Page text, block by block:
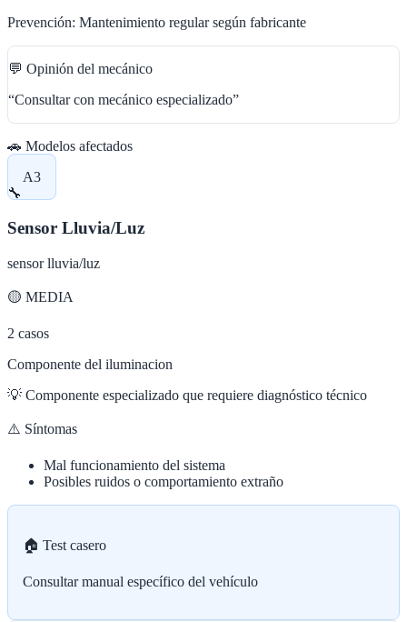
Prevención: Mantenimiento regular según fabricante
💬 Opinión del mecánico
“Consultar con mecánico especializado”
🚗 Modelos afectados
A3
🔧
Sensor Lluvia/Luz
sensor lluvia/luz
🟡 MEDIA
2 casos
Componente del iluminacion
💡 Componente especializado que requiere diagnóstico técnico
⚠️ Síntomas
Mal funcionamiento del sistema
Posibles ruidos o comportamiento extraño
🏠 Test casero
Consultar manual específico del vehículo